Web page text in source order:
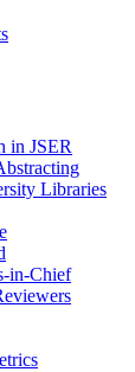
in JSER
Libraries
in-Chief